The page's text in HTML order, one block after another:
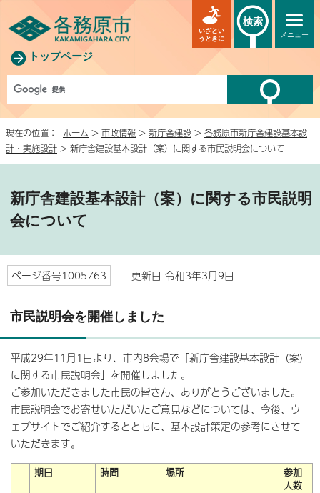
トップページ
メニュー
いざとい
うときに
検索
現在の位置： ホーム > 市政情報 > 新庁舎建設 > 各務原市新庁舎建設基本設
計・実施設計 > 新庁舎建設基本設計（案）に関する市民説明会について
新庁舎建設基本設計（案）に関する市民説明
会について
ページ番号1005763 更新日 令和3年3月9日
市民説明会を開催しました
平成29年11月1日より、市内8会場で「新庁舎建設基本設計（案）
に関する市民説明会」を開催しました。
ご参加いただきました市民の皆さん、ありがとうございました。
市民説明会でお寄せいただいたご意見などについては、今後、ウ
ェブサイトでご紹介するとともに、基本設計策定の参考にさせて
いただきます。
期日 時間 場所
参加
人数